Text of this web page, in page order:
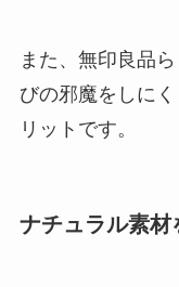
また、無印良品
びの邪魔をしに
リットです。
ナチュラル素材